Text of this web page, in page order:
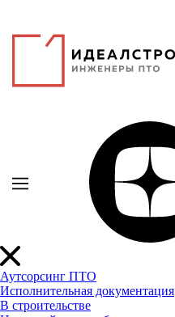
Аутсорсинг ПТО
Исполнительная документация
В строительстве